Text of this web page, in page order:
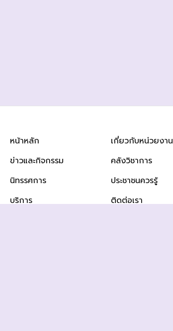
หน้าหลัก
ข่าวและกิจกรรม
นิทรรศการ
บริการ
เกี่ยวกับหน่วยงาน
คลังวิชาการ
ประชาชนควรรู้
ติดต่อเรา